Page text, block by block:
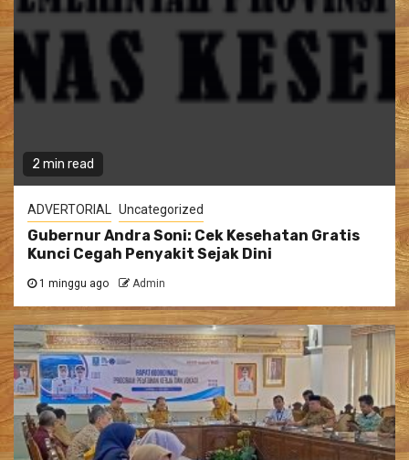
2 min read
ADVERTORIAL Uncategorized
Gubernur Andra Soni: Cek Kesehatan Gratis
Kunci Cegah Penyakit Sejak Dini
1 minggu ago Admin